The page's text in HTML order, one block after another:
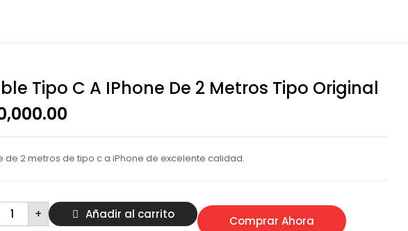
Tipo C A IPhone De 2 Metros Tipo Original
de 2 metros de tipo c a iPhone de excelente calidad.
tipo + Añadir al carrito Comprar Ahora